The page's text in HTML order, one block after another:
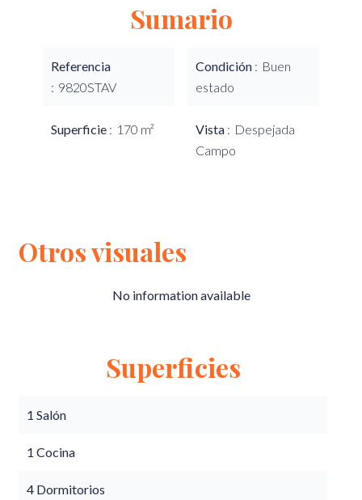
Sumario
Referencia
9820STAV
Superficie 170 m²
Condición
Buen
estado
Vista
Despejada
Campo
Otros visuales
No information available
Superficies
1 Salón
1 Cocina
4 Dormitorios